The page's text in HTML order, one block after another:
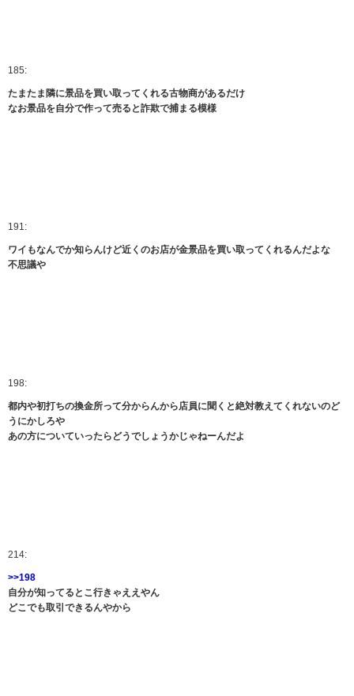
185:
たまたま隣に景品を買い取ってくれる古物商があるだけ
なお景品を自分で作って売ると詐欺で捕まる模様
191:
ワイもなんでか知らんけど近くのお店が金景品を買い取ってくれるんだよな
不思議や
198:
都内や初打ちの換金所って分からんから店員に聞くと絶対教えてくれないのど
うにかしろや
あの方についていったらどうでしょうかじゃねーんだよ
214:
>>198
自分が知ってるとこ行きゃええやん
どこでも取引できるんやから